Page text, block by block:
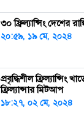
৩০ ফ্রিল্যান্সিং দেশের
২০:৫৯, ১৯ মে, ২০২৪
প্রবৃদ্ধিশীল ফ্রিল্যান্সিং
ফ্রিল্যান্সার মিটআপ
১৮:২৭, ০২ মে, ২০২৪